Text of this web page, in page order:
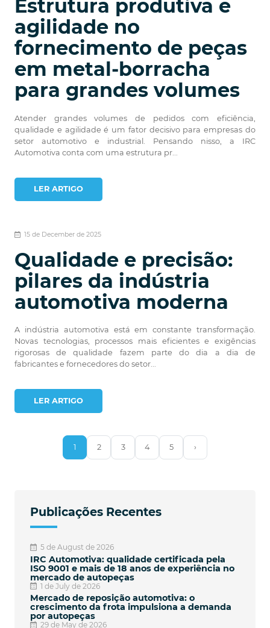
Estrutura produtiva e
agilidade no
fornecimento de peças
em metal-borracha
para grandes volumes
Atender grandes volumes de pedidos com eficiência,
qualidade e agilidade é um fator decisivo para empresas do
setor automotivo e industrial. Pensando nisso, a IRC
Automotiva conta com uma estrutura pr...
LER ARTIGO
15 de December de 2025
Qualidade e precisão:
pilares da indústria
automotiva moderna
A indústria automotiva está em constante transformação.
Novas tecnologias, processos mais eficientes e exigências
rigorosas de qualidade fazem parte do dia a dia de
fabricantes e fornecedores do setor...
LER ARTIGO
1 2 3 4 5 ›
Publicações Recentes
5 de August de 2026
IRC Automotiva: qualidade certificada pela
ISO 9001 e mais de 18 anos de experiência no
mercado de autopeças
1 de July de 2026
Mercado de reposição automotiva: o
crescimento da frota impulsiona a demanda
por autopeças
29 de May de 2026